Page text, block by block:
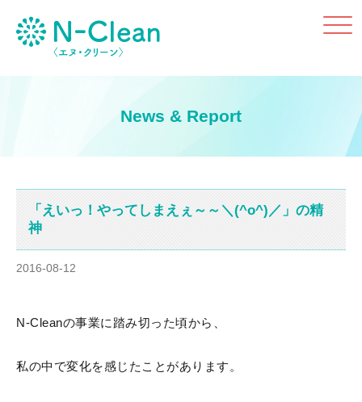
Click
News & Report
「えいっ！やってしまえぇ～～＼(^o^)／」の精
神
2016-08-12
N-Cleanの事業に踏み切った頃から、
私の中で変化を感じたことがあります。